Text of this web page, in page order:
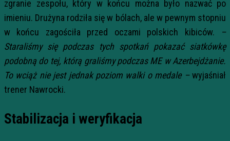
zgranie zespołu, który w końcu można było nazwać po
imieniu. Drużyna rodziła się w bólach, ale w pewnym stopniu
w końcu zagościła przed oczami polskich kibiców.
–
Staraliśmy się podczas tych spotkań pokazać siatkówkę
podobną do tej, którą graliśmy podczas ME w Azerbejdżanie.
To wciąż nie jest jednak poziom walki o medale –wyjaśniał
trener Nawrocki.
Stabilizacja i weryfikacja